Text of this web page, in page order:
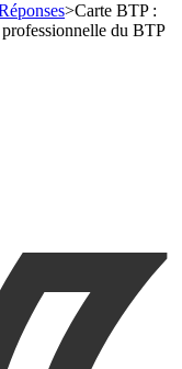
>Carte BTP :
du BTP